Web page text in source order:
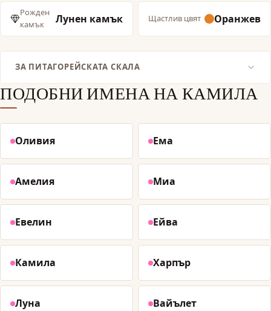
Рожден
камък
Лунен камък Щастлив цвят Оранжев
ЗА ПИТАГОРЕЙСКАТА СКАЛА
ПОДОБНИ ИМЕНА НА КАМИЛА
Оливия Ема
Амелия Миа
Евелин Ейва
Камила Харпър
Луна Вайълет